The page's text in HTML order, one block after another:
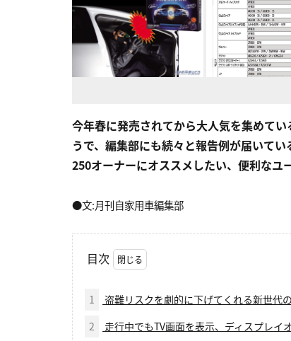
今年春に発売されてから大人気を集めて
うで、編集部にも続々と報告例が届いて
250オーナーにオススメしたい、便利なユ
●文:月刊自家用車編集部
目次
1
盗難リスクを劇的に下げてくれる新世代
2
走行中でもTV画面を表示、ディスプレイ